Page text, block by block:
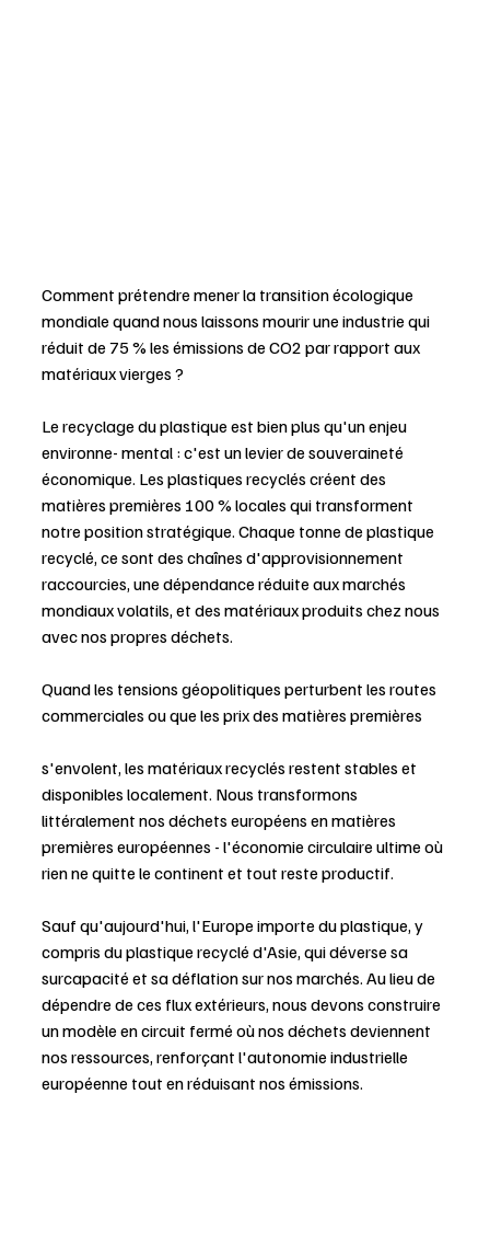
Comment prétendre mener la transition écologique
mondiale quand nous laissons mourir une industrie qui
réduit de 75 % les émissions de CO2 par rapport aux
matériaux vierges ?
Le recyclage du plastique est bien plus qu'un enjeu
environne- mental : c'est un levier de souveraineté
économique. Les plastiques recyclés créent des
matières premières 100 % locales qui transforment
notre position stratégique. Chaque tonne de plastique
recyclé, ce sont des chaînes d'approvisionnement
raccourcies, une dépendance réduite aux marchés
mondiaux volatils, et des matériaux produits chez nous
avec nos propres déchets.
Quand les tensions géopolitiques perturbent les routes
commerciales ou que les prix des matières premières
s'envolent, les matériaux recyclés restent stables et
disponibles localement. Nous transformons
littéralement nos déchets européens en matières
premières européennes - l'économie circulaire ultime où
rien ne quitte le continent et tout reste productif.
Sauf qu'aujourd'hui, l'Europe importe du plastique, y
compris du plastique recyclé d'Asie, qui déverse sa
surcapacité et sa déflation sur nos marchés. Au lieu de
dépendre de ces flux extérieurs, nous devons construire
un modèle en circuit fermé où nos déchets deviennent
nos ressources, renforçant l'autonomie industrielle
européenne tout en réduisant nos émissions.